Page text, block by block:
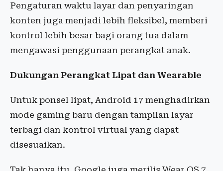
Pengaturan waktu layar dan penyaringan
konten juga menjadi lebih fleksibel, memberi
kontrol lebih besar bagi orang tua dalam
mengawasi penggunaan perangkat anak.
Dukungan Perangkat Lipat dan Wearable
Untuk ponsel lipat, Android 17 menghadirkan
mode gaming baru dengan tampilan layar
terbagi dan kontrol virtual yang dapat
disesuaikan.